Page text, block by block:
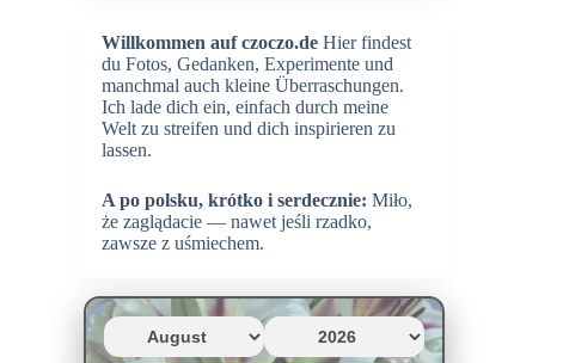
Willkommen auf czoczo.de Hier findest
du Fotos, Gedanken, Experimente und
manchmal auch kleine Überraschungen.
Ich lade dich ein, einfach durch meine
Welt zu streifen und dich inspirieren zu
lassen.
A po polsku, krótko i serdecznie: Miło,
że zaglądacie — nawet jeśli rzadko,
zawsze z uśmiechem.